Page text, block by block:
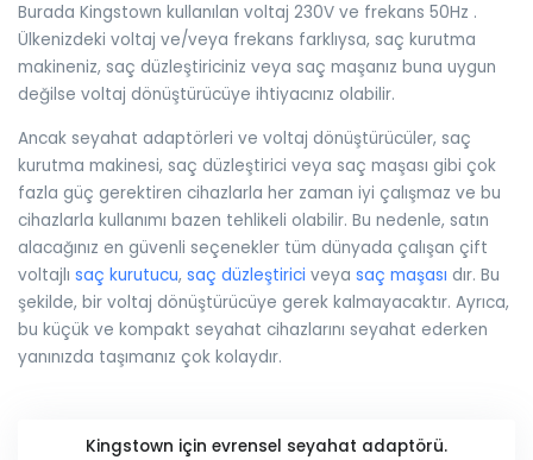
Burada Kingstown kullanılan voltaj 230V ve frekans 50Hz .
Ülkenizdeki voltaj ve/veya frekans farklıysa, saç kurutma
makineniz, saç düzleştiriciniz veya saç maşanız buna uygun
değilse voltaj dönüştürücüye ihtiyacınız olabilir.
Ancak seyahat adaptörleri ve voltaj dönüştürücüler, saç
kurutma makinesi, saç düzleştirici veya saç maşası gibi çok
fazla güç gerektiren cihazlarla her zaman iyi çalışmaz ve bu
cihazlarla kullanımı bazen tehlikeli olabilir. Bu nedenle, satın
alacağınız en güvenli seçenekler tüm dünyada çalışan çift
voltajlı saç kurutucu, saç düzleştirici veya saç maşası dır. Bu
şekilde, bir voltaj dönüştürücüye gerek kalmayacaktır. Ayrıca,
bu küçük ve kompakt seyahat cihazlarını seyahat ederken
yanınızda taşımanız çok kolaydır.
Kingstown için evrensel seyahat adaptörü.